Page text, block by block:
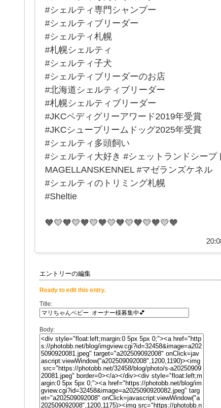
#シェルティ専門シャンプー
#シェルティブリーダー
#シェルティ札幌
#札幌シェルティ
#シェルティ子犬
#シェルティブリーダーのお店
#北海道シェルティブリーダー
#札幌シェルティブリーダー
#JKCペディグリーアワード2019年受賞
#JKCシュープリームドッグ2025年受賞
#シェルティ多頭飼い
#シェルティ大好き #シェットランドシー
MAGELLANSKENNEL #マゼランズケネル
#シェルティのトリミング札幌
#Sheltie
🧡💛🧡💛🧡💛🧡💛🧡💛🧡💛🧡💛🧡
エントリーの編集
Ready to edit this entry.
Title:
Body: